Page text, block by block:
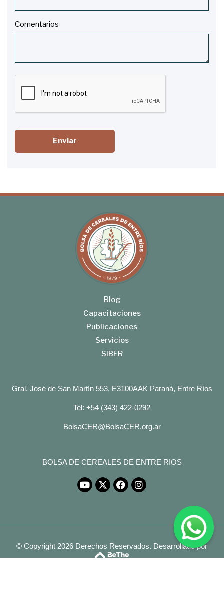
Comentarios
Enviar
Blog
Capacitaciones
Publicaciones
Servicios
SIBER
Gral. José de San Martín 553, E3100AAK Paraná, Entre Ríos
Tel: +54 (343) 422-0292
BolsaCER@BolsaCER.org.ar
BOLSA DE CEREALES DE ENTRE RIOS
© Copyright 2026 Derechos Reservados. Desarrollado por